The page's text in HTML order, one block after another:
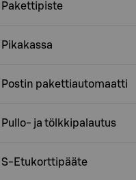
Pakettipiste
Pikakassa
Postin pakettiautomaatti
Pullo- ja tölkkipalautus
S-Etukorttipääte